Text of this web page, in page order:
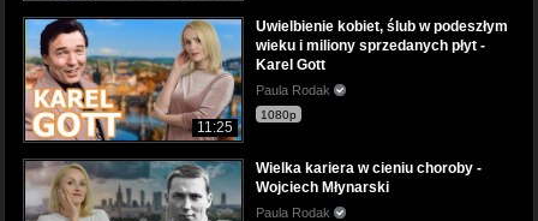
11:25
Uwielbienie kobiet, ślub w podeszłym
wieku i miliony sprzedanych płyt -
Karel Gott
Paula Rodak
1080p
Wielka kariera w cieniu choroby -
Wojciech Młynarski
Paula Rodak